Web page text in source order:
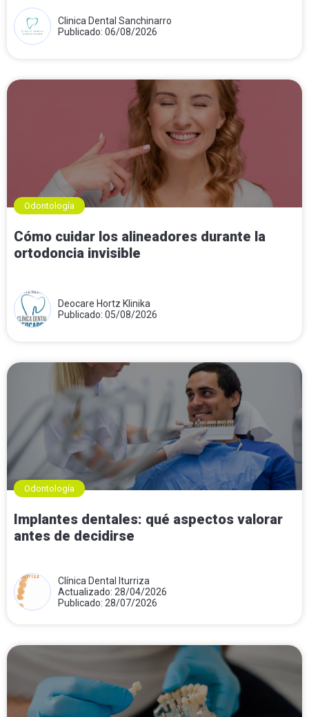
Clinica Dental Sanchinarro
Publicado: 06/08/2026
Odontología
Cómo cuidar los alineadores durante la
ortodoncia invisible
Deocare Hortz Klinika
Publicado: 05/08/2026
Odontología
Implantes dentales: qué aspectos valorar
antes de decidirse
Clínica Dental Iturriza
Actualizado: 28/04/2026
Publicado: 28/07/2026